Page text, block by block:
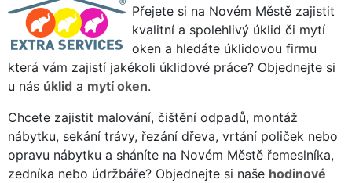
Přejete si na Novém Městě zajistit
kvalitní a spolehlivý úklid či mytí
oken a hledáte úklidovou firmu
která vám zajistí jakékoli úklidové práce? Objednejte si
u nás úklid a mytí oken.
Chcete zajistit malování, čištění odpadů, montáž
nábytku, sekání trávy, řezání dřeva, vrtání poliček nebo
opravu nábytku a sháníte na Novém Městě řemeslníka,
zedníka nebo údržbáře? Objednejte si naše hodinové